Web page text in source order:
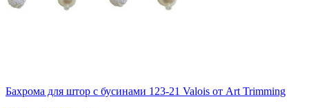
Бахрома для штор с бусинами 123-21 Valois от Art Trimming